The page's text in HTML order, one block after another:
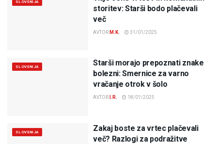
SLOVENIJA
storitev: Starši bodo plačevali
več
AVTOR M.K. 31/01/2025
SLOVENIJA
Starši morajo prepoznati znake
bolezni: Smernice za varno
vračanje otrok v šolo
AVTOR I.R. 18/01/2025
SLOVENIJA
Zakaj boste za vrtec plačevali
več? Razlogi za podražitve